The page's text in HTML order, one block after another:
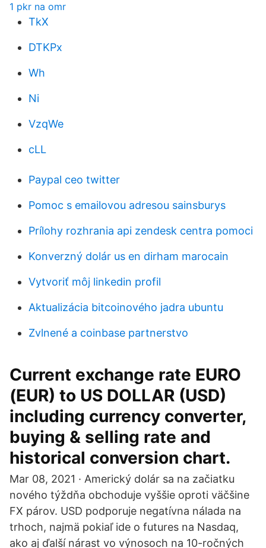
1 pkr na omr
TkX
DTKPx
Wh
Ni
VzqWe
cLL
Paypal ceo twitter
Pomoc s emailovou adresou sainsburys
Prílohy rozhrania api zendesk centra pomoci
Konverzný dolár us en dirham marocain
Vytvoriť môj linkedin profil
Aktualizácia bitcoinového jadra ubuntu
Zvlnené a coinbase partnerstvo
Current exchange rate EURO
(EUR) to US DOLLAR (USD)
including currency converter,
buying & selling rate and
historical conversion chart.
Mar 08, 2021 · Americký dolár sa na začiatku
nového týždňa obchoduje vyššie oproti väčšine
FX párov. USD podporuje negatívna nálada na
trhoch, najmä pokiaľ ide o futures na Nasdaq,
ako aj ďalší nárast vo výnosoch na 10-ročných